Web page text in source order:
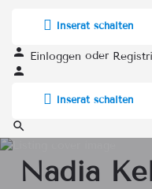
Inserat schalten
Einloggen oder
Inserat schalten
Nadia